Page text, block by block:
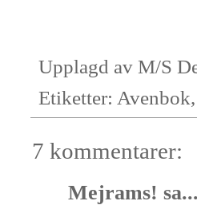
Upplagd av M/S
Etiketter: Avenbok,
7 kommentarer:
Mejrams! sa...